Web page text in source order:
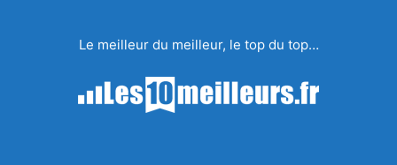
Le meilleur du meilleur, le top du top…